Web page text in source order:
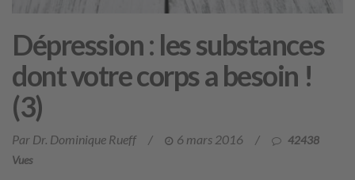
Dépression : les substances
dont votre corps a besoin !
(3)
Par Dr. Dominique Rueff / 6 mars 2016 /
42438
Vues